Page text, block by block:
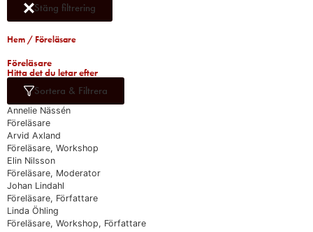
Stäng filtrering
Hem / Föreläsare
Föreläsare​
Hitta det du letar efter​
Sortera & Filtrera
Annelie Nässén
Föreläsare
Arvid Axland
Föreläsare, Workshop
Elin Nilsson
Föreläsare, Moderator
Johan Lindahl
Föreläsare, Författare
Linda Öhling
Föreläsare, Workshop, Författare